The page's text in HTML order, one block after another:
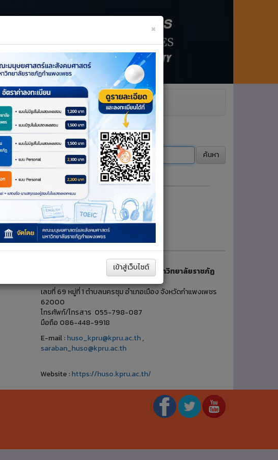
แผนและโครงการ
×
Next
เข้าสู่เว็บไซต์
ค้นหา
คณะมนุษยศาสตร์และสังคมศาสตร์ มหาวิทยาลัยราชภัฏ
กำแพงเพชร
เลขที่ 69 หมู่ที่ 1 ตำบลนครชุม อำเภอเมือง จังหวัดกำแพงเพชร
62000
โทรศัพท์/โทรสาร 055-798-087
มือถือ 086-448-9918
E-mail :huso_kpru@kpru.ac.th,
saraban_huso@kpru.ac.th
Website :https://huso.kpru.ac.th/